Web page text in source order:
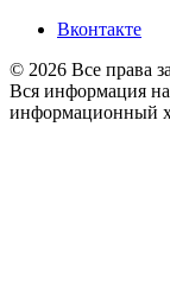
Вконтакте
© 2026 Все права
Вся информация
информационный